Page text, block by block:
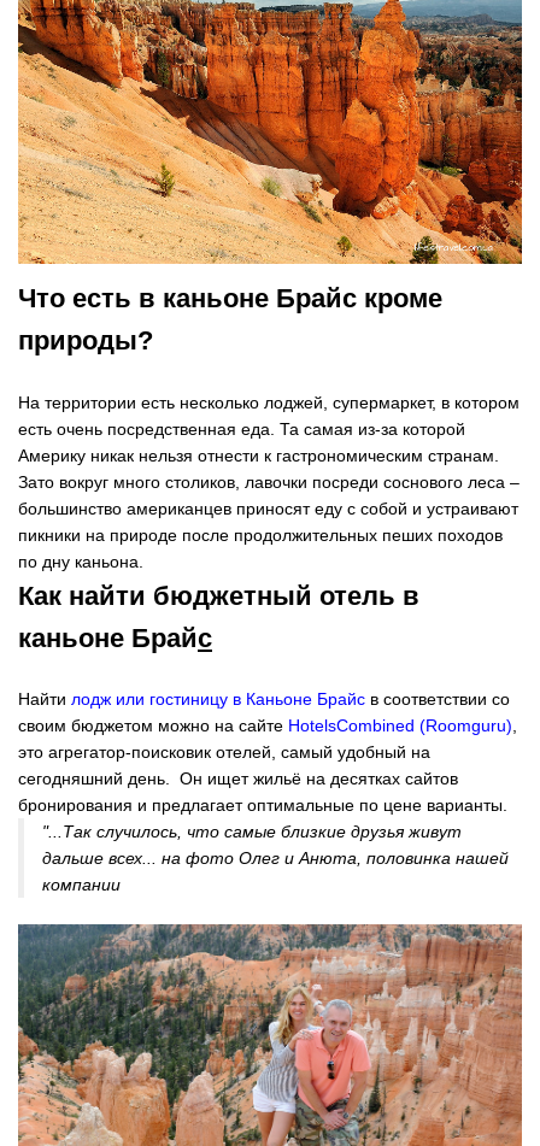
Что есть в каньоне Брайс кроме
природы?
На территории есть несколько лоджей, супермаркет, в котором
есть очень посредственная еда. Та самая из-за которой
Америку никак нельзя отнести к гастрономическим странам.
Зато вокруг много столиков, лавочки посреди соснового леса –
большинство американцев приносят еду с собой и устраивают
пикники на природе после продолжительных пеших походов
по дну каньона.
Как найти бюджетный отель в
каньоне Брайс
Найти лодж или гостиницу в Каньоне Брайс в соответствии со
своим бюджетом можно на сайте HotelsCombined (Roomguru)
это агрегатор-поисковик отелей, самый удобный на
сегодняшний день. Он ищет жильё на десятках сайтов
бронирования и предлагает оптимальные по цене варианты.
"...Так случилось, что самые близкие друзья живут
дальше всех... на фото Олег и Анюта, половинка нашей
компании